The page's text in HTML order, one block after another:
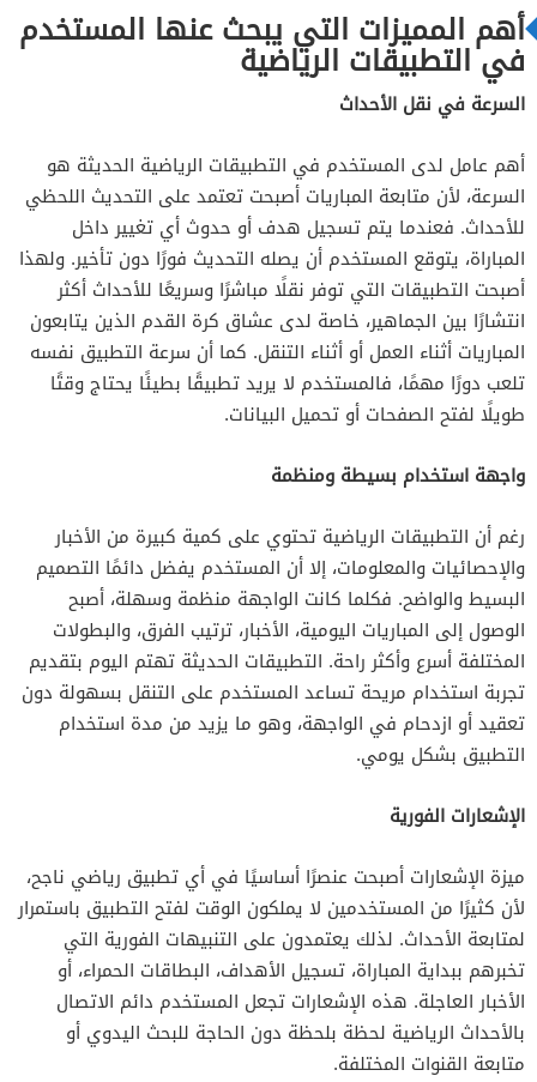
أهم المميزات التي يبحث عنها المستخدم
في التطبيقات الرياضية
السرعة في نقل الأحداث
أهم عامل لدى المستخدم في التطبيقات الرياضية الحديثة هو
السرعة، لأن متابعة المباريات أصبحت تعتمد على التحديث اللحظي
للأحداث. فعندما يتم تسجيل هدف أو حدوث أي تغيير داخل
المباراة، يتوقع المستخدم أن يصله التحديث فورًا دون تأخير. ولهذا
أصبحت التطبيقات التي توفر نقلًا مباشرًا وسريعًا للأحداث أكثر
انتشارًا بين الجماهير، خاصة لدى عشاق كرة القدم الذين يتابعون
المباريات أثناء العمل أو أثناء التنقل. كما أن سرعة التطبيق نفسه
تلعب دورًا مهمًا، فالمستخدم لا يريد تطبيقًا بطيئًا يحتاج وقتًا
طويلًا لفتح الصفحات أو تحميل البيانات.
واجهة استخدام بسيطة ومنظمة
رغم أن التطبيقات الرياضية تحتوي على كمية كبيرة من الأخبار
والإحصائيات والمعلومات، إلا أن المستخدم يفضل دائمًا التصميم
البسيط والواضح. فكلما كانت الواجهة منظمة وسهلة، أصبح
الوصول إلى المباريات اليومية، الأخبار، ترتيب الفرق، والبطولات
المختلفة أسرع وأكثر راحة. التطبيقات الحديثة تهتم اليوم بتقديم
تجربة استخدام مريحة تساعد المستخدم على التنقل بسهولة دون
تعقيد أو ازدحام في الواجهة، وهو ما يزيد من مدة استخدام
التطبيق بشكل يومي.
الإشعارات الفورية
ميزة الإشعارات أصبحت عنصرًا أساسيًا في أي تطبيق رياضي ناجح،
لأن كثيرًا من المستخدمين لا يملكون الوقت لفتح التطبيق باستمرار
لمتابعة الأحداث. لذلك يعتمدون على التنبيهات الفورية التي
تخبرهم ببداية المباراة، تسجيل الأهداف، البطاقات الحمراء، أو
الأخبار العاجلة. هذه الإشعارات تجعل المستخدم دائم الاتصال
بالأحداث الرياضية لحظة بلحظة دون الحاجة للبحث اليدوي أو
متابعة القنوات المختلفة.